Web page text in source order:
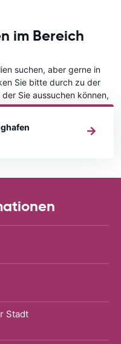
im Bereich
suchen, aber gerne in
Sie bitte durch zu der
Sie aussuchen können,
mieten wollen.
Stadt